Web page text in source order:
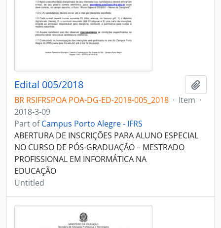
Edital 005/2018
BR RSIFRSPOA POA-DG-ED-2018-005_2018 · Item ·
2018-3-09
Part ofCampus Porto Alegre - IFRS
ABERTURA DE INSCRIÇÕES PARA ALUNO ESPECIAL
NO CURSO DE PÓS-GRADUAÇÃO – MESTRADO
PROFISSIONAL EM INFORMÁTICA NA
EDUCAÇÃO
Untitled